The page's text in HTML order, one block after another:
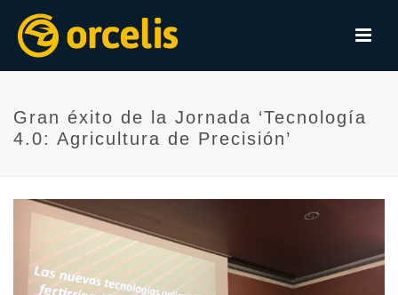
Gran éxito de la Jornada ‘Tecnología
4.0: Agricultura de Precisión’